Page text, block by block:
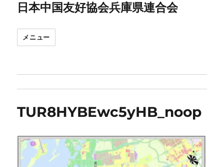
日本中国友好協会兵庫県連合会
メニュー
TUR8HYBEwc5yHB_noop